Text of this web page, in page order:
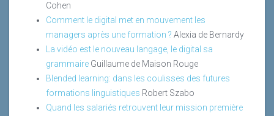
Cohen
Comment le digital met en mouvement les
managers après une formation ? Alexia de Bernardy
La vidéo est le nouveau langage, le digital sa
grammaire Guillaume de Maison Rouge
Blended learning: dans les coulisses des futures
formations linguistiques Robert Szabo
Quand les salariés retrouvent leur mission première